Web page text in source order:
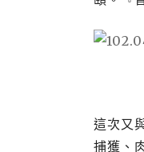
這次又
捕獲、